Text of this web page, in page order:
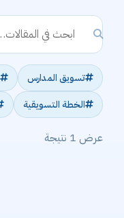
تسويق المدارس
الخطة التسويقية
عرض 1 نتيجة